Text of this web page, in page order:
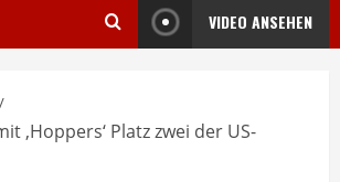
VIDEO ANSEHEN
‚Hoppers‘ Platz zwei der US-